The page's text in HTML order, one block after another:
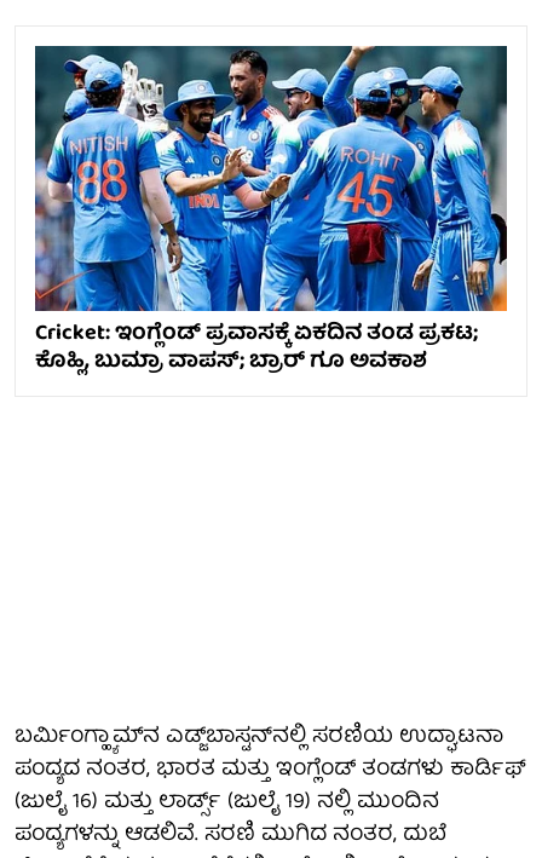
Cricket: ಇಂಗ್ಲೆಂಡ್ ಪ್ರವಾಸಕ್ಕೆ ಏಕದಿನ ತಂಡ ಪ್ರಕಟ;
ಕೊಹ್ಲಿ, ಬುಮ್ರಾ ವಾಪಸ್; ಬ್ರಾರ್ ಗೂ ಅವಕಾಶ
ಬರ್ಮಿಂಗ್ಹ್ಯಾಮ್‌ನ ಎಡ್ಜ್‌ಬಾಸ್ಟನ್‌ನಲ್ಲಿ ಸರಣಿಯ ಉದ್ಘಾಟನಾ
ಪಂದ್ಯದ ನಂತರ, ಭಾರತ ಮತ್ತು ಇಂಗ್ಲೆಂಡ್ ತಂಡಗಳು ಕಾರ್ಡಿಫ್
(ಜುಲೈ 16) ಮತ್ತು ಲಾರ್ಡ್ಸ್ (ಜುಲೈ 19) ನಲ್ಲಿ ಮುಂದಿನ
ಪಂದ್ಯಗಳನ್ನು ಆಡಲಿವೆ. ಸರಣಿ ಮುಗಿದ ನಂತರ, ದುಬೆ